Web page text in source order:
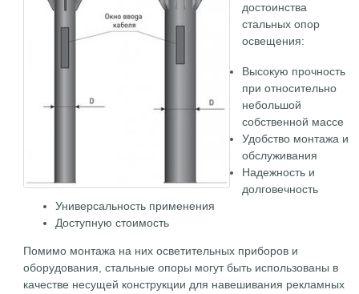
достоинства
стальных опор
освещения:
Высокую прочность
при относительно
небольшой
собственной массе
Удобство монтажа и
обслуживания
Надежность и
долговечность
Универсальность применения
Доступную стоимость
Помимо монтажа на них осветительных приборов и
оборудования, стальные опоры могут быть использованы в
качестве несущей конструкции для навешивания рекламных